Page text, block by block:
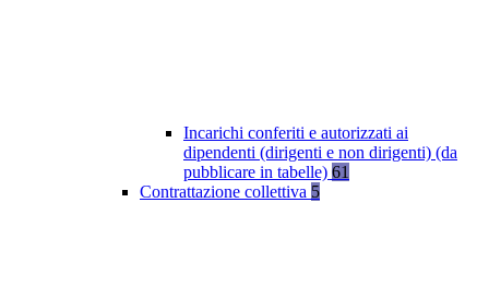
Incarichi conferiti e autorizzati ai
dipendenti (dirigenti e non dirigenti) (da
pubblicare in tabelle) 61
Contrattazione collettiva 5